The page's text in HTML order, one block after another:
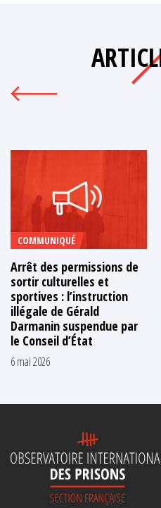
COMMUNIQUÉ
Arrêt des permissions de
sortir culturelles et
sportives : l’instruction
illégale de Gérald
Darmanin suspendue par
le Conseil d’État
6 mai 2026